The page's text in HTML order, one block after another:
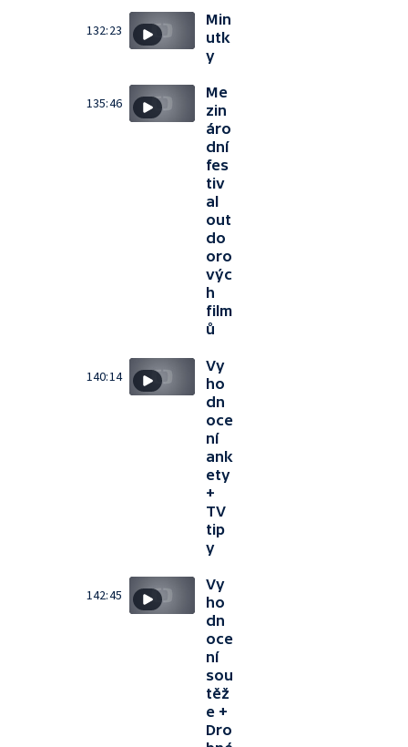
132:23
Min
utk
y
135:46
Me
zin
áro
dní
fes
tiv
al
out
do
oro
výc
h
film
ů
140:14
Vy
ho
dn
oce
ní
ank
ety
+
TV
tip
y
142:45
Vy
ho
dn
oce
ní
sou
těž
e +
Dro